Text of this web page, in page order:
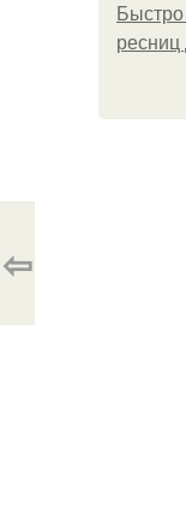
Быстро
ресниц
⇦